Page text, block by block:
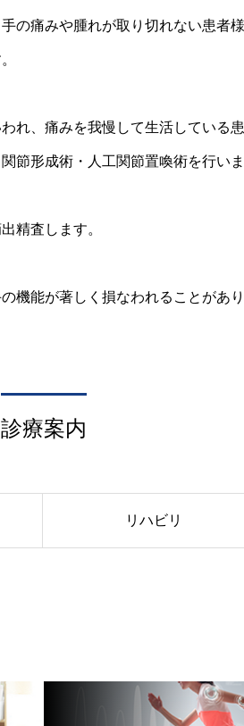
の痛みや腫れが取り切れない患者
れ、痛みを我慢して生活している
節形成術・人工関節置喚術を行い
精査します。
機能が著しく損なわれることがあ
診療案内
リハビリ